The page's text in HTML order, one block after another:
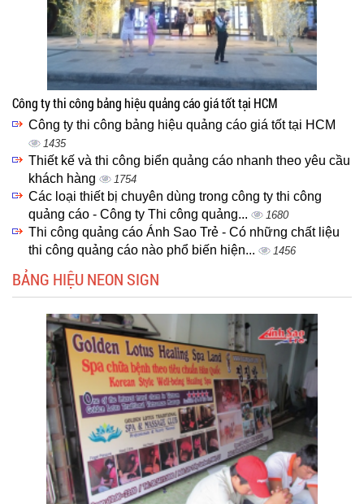
Công ty thi công bảng hiệu quảng cáo giá tốt tại HCM
Công ty thi công bảng hiệu quảng cáo giá tốt tại HCM
1435
Thiết kế và thi công biển quảng cáo nhanh theo yêu cầu
khách hàng
1754
Các loại thiết bị chuyên dùng trong công ty thi công
quảng cáo - Công ty Thi công quảng...
1680
Thi công quảng cáo Ánh Sao Trẻ - Có những chất liệu
thi công quảng cáo nào phổ biến hiện...
1456
BẢNG HIỆU NEON SIGN